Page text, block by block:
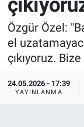
Özgür Özel:
el
çıkıyoruz.
24.05.2026 - 17:39
YAYINLANMA